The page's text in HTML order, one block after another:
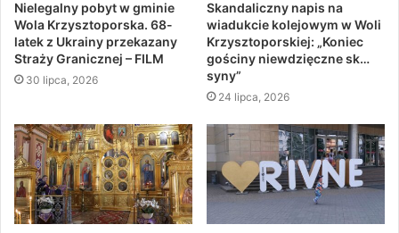
Nielegalny pobyt w gminie
Wola Krzysztoporska. 68-
latek z Ukrainy przekazany
Straży Granicznej – FILM
30 lipca, 2026
Skandaliczny napis na
wiadukcie kolejowym w Woli
Krzysztoporskiej: „Koniec
gościny niewdzięczne sk…
syny”
24 lipca, 2026